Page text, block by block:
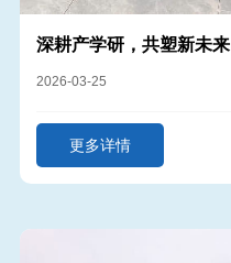
深耕产学研，共塑新未来
2026-03-25
更多详情